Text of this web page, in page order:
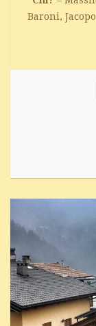
Baroni,